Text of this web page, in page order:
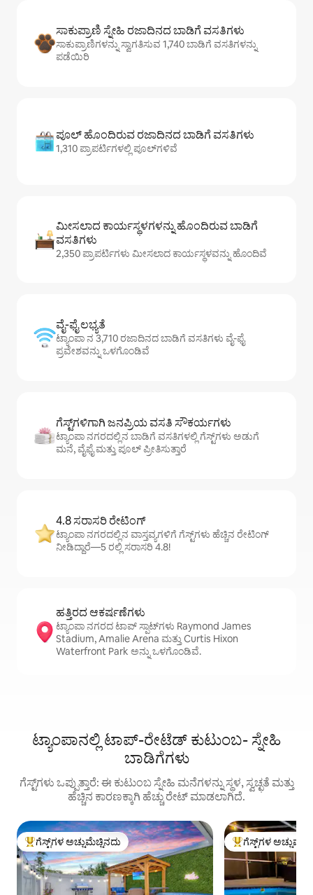
ಸಾಕುಪ್ರಾಣಿ ಸ್ನೇಹಿ ರಜಾದಿನದ ಬಾಡಿಗೆ ವಸತಿಗಳು
ಸಾಕುಪ್ರಾಣಿಗಳನ್ನು ಸ್ವಾಗತಿಸುವ 1,740 ಬಾಡಿಗೆ ವಸತಿಗಳನ್ನು
ಪಡೆಯಿರಿ
ಪೂಲ್ ಹೊಂದಿರುವ ರಜಾದಿನದ ಬಾಡಿಗೆ ವಸತಿಗಳು
1,310 ಪ್ರಾಪರ್ಟಿಗಳಲ್ಲಿ ಪೂಲ್‌‌‌‌‌‌‌‌‌ಗಳಿವೆ
ಮೀಸಲಾದ ಕಾರ್ಯಸ್ಥಳಗಳನ್ನು ಹೊಂದಿರುವ ಬಾಡಿಗೆ
ವಸತಿಗಳು
2,350 ಪ್ರಾಪರ್ಟಿಗಳು ಮೀಸಲಾದ ಕಾರ್ಯಸ್ಥಳವನ್ನು ಹೊಂದಿವೆ
ವೈ-ಫೈ ಲಭ್ಯತೆ
ಟ್ಯಾಂಪಾ ನ 3,710 ರಜಾದಿನದ ಬಾಡಿಗೆ ವಸತಿಗಳು ವೈ-ಫೈ
ಪ್ರವೇಶವನ್ನು ಒಳಗೊಂಡಿವೆ
ಗೆಸ್ಟ್‌ಗಳಿಗಾಗಿ ಜನಪ್ರಿಯ ವಸತಿ ಸೌಕರ್ಯಗಳು
ಟ್ಯಾಂಪಾ ನಗರದಲ್ಲಿನ ಬಾಡಿಗೆ ವಸತಿಗಳಲ್ಲಿ ಗೆಸ್ಟ್‌ಗಳು ಅಡುಗೆ
ಮನೆ, ವೈಫೈ ಮತ್ತು ಪೂಲ್ ಪ್ರೀತಿಸುತ್ತಾರೆ
4.8 ಸರಾಸರಿ ರೇಟಿಂಗ್
ಟ್ಯಾಂಪಾ ನಗರದಲ್ಲಿನ ವಾಸ್ತವ್ಯಗಳಿಗೆ ಗೆಸ್ಟ್‌ಗಳು ಹೆಚ್ಚಿನ ರೇಟಿಂಗ್
ನೀಡಿದ್ದಾರೆ—5 ರಲ್ಲಿ ಸರಾಸರಿ 4.8!
ಹತ್ತಿರದ ಆಕರ್ಷಣೆಗಳು
ಟ್ಯಾಂಪಾ ನಗರದ ಟಾಪ್ ಸ್ಪಾಟ್‌ಗಳು Raymond James
Stadium, Amalie Arena ಮತ್ತು Curtis Hixon
Waterfront Park ಅನ್ನು ಒಳಗೊಂಡಿವೆ.
ಟ್ಯಾಂಪಾನಲ್ಲಿ ಟಾಪ್-ರೇಟೆಡ್ ಕುಟುಂಬ- ಸ್ನೇಹಿ
ಬಾಡಿಗೆಗಳು
ಗೆಸ್ಟ್‌ಗಳು ಒಪ್ಪುತ್ತಾರೆ: ಈ ಕುಟುಂಬ ಸ್ನೇಹಿ ಮನೆಗಳನ್ನು ಸ್ಥಳ, ಸ್ವಚ್ಛತೆ ಮತ್ತು
ಹೆಚ್ಚಿನ ಕಾರಣಕ್ಕಾಗಿ ಹೆಚ್ಚು ರೇಟ್ ಮಾಡಲಾಗಿದೆ.
ಗೆಸ್ಟ್‌ಗಳಿಗೆ ಅತಿ ಹೆಚ್ಚು ಅಚ್ಚುಮೆಚ್ಚಿನದು
ಗೆಸ್ಟ್‌ಗಳ ಅಚ್ಚುಮೆಚ್ಚಿನದು ಗೆಸ್ಟ್‌ಗಳಿಗೆ ಅತಿ ಹೆಚ್ಚು
ಗೆಸ್ಟ್‌ಗಳ